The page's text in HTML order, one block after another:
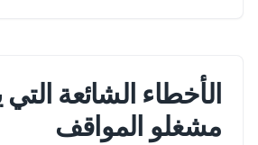
الأخطاء الشائعة التي
مشغلو المواقف